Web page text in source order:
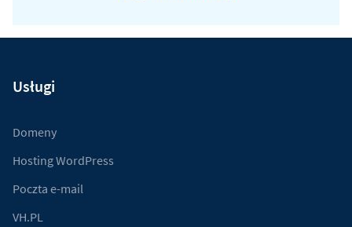
Usługi
Domeny
Hosting WordPress
Poczta e-mail
VH.PL